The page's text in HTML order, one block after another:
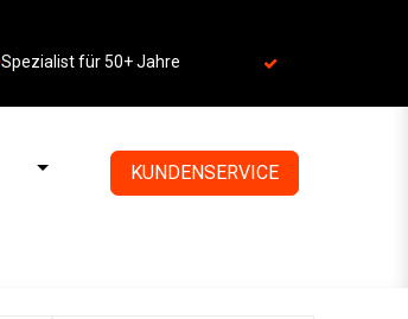
Spezialist für 50+ Jahre
KUNDENSERVICE